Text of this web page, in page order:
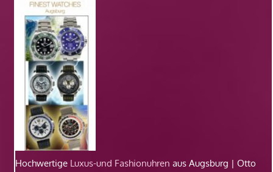
Hochwertige Luxus-und Fashionuhren aus Augsburg | Otto